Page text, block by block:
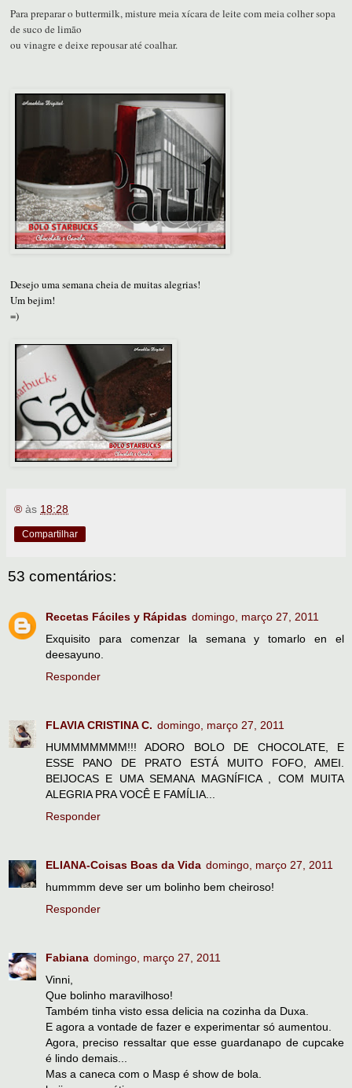
Para preparar o buttermilk, misture meia xícara de leite com meia colher sopa
de suco de limão
ou vinagre e deixe repousar até coalhar.
Desejo uma semana cheia de muitas alegrias!
Um bejim!
=)
® às 18:28
Compartilhar
53 comentários:
Recetas Fáciles y Rápidas domingo, março 27, 2011
Exquisito para comenzar la semana y tomarlo en el
deesayuno.
Responder
FLAVIA CRISTINA C. domingo, março 27, 2011
HUMMMMMMM!!! ADORO BOLO DE CHOCOLATE, E
ESSE PANO DE PRATO ESTÁ MUITO FOFO, AMEI.
BEIJOCAS E UMA SEMANA MAGNÍFICA , COM MUITA
ALEGRIA PRA VOCÊ E FAMÍLIA...
Responder
ELIANA-Coisas Boas da Vida domingo, março 27, 2011
hummmm deve ser um bolinho bem cheiroso!
Responder
Fabiana domingo, março 27, 2011
Vinni,
Que bolinho maravilhoso!
Também tinha visto essa delicia na cozinha da Duxa.
E agora a vontade de fazer e experimentar só aumentou.
Agora, preciso ressaltar que esse guardanapo de cupcake
é lindo demais...
Mas a caneca com o Masp é show de bola.